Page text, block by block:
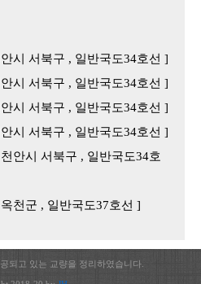
시 서북구 , 일반국도34호선 ]
시 서북구 , 일반국도34호선 ]
시 서북구 , 일반국도34호선 ]
시 서북구 , 일반국도34호선 ]
안시 서북구 , 일반국도34호
천군 , 일반국도37호선 ]
되고 있는 교량을 정리하였습니다.